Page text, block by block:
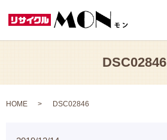
DSC02846
HOME DSC02846